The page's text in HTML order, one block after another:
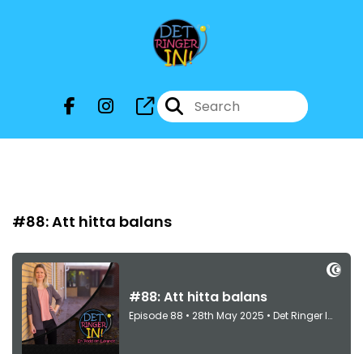
#88: Att hitta balans